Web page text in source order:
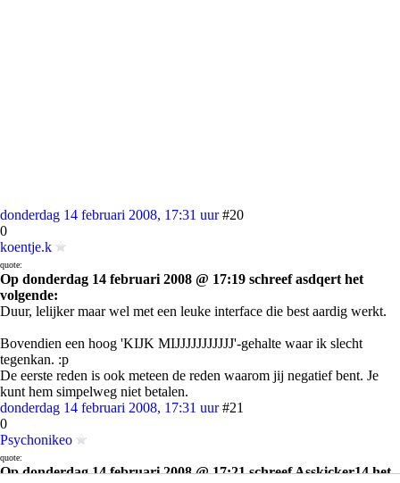
donderdag 14 februari 2008, 17:31 uur #20
0
koentje.k
quote:
Op donderdag 14 februari 2008 @ 17:19 schreef asdqert het
volgende:
Duur, lelijker maar wel met een leuke interface die best aardig werkt.
Bovendien een hoog 'KIJK MIJJJJJJJJJJJ'-gehalte waar ik slecht
tegenkan. :p
De eerste reden is ook meteen de reden waarom jij negatief bent. Je
kunt hem simpelweg niet betalen.
donderdag 14 februari 2008, 17:31 uur #21
0
Psychonikeo
quote:
Op donderdag 14 februari 2008 @ 17:21 schreef Asskicker14 het